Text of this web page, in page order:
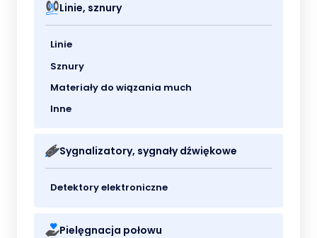
Linie, sznury
Linie
Sznury
Materiały do wiązania much
Inne
Sygnalizatory, sygnały dźwiękowe
Detektory elektroniczne
Pielęgnacja połowu